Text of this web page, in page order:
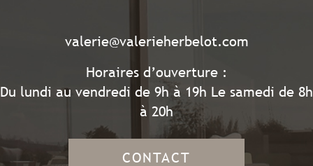
valerie@valerieherbelot.com
Horaires d’ouverture :
Du lundi au vendredi de 9h à 19h Le samedi de 8h
à 20h
CONTACT